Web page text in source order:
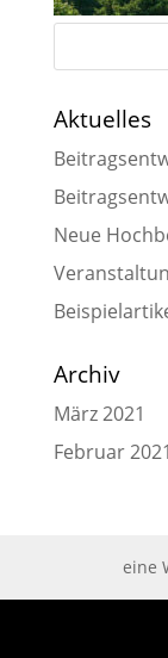
Aktuelles
Neue
Archiv
März 2021
Februar 2021
eine